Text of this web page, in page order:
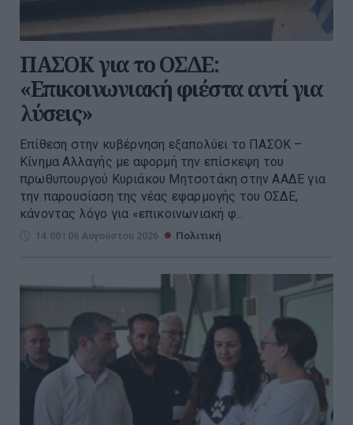
ΠΑΣΟΚ για το ΟΣΔΕ:
«Επικοινωνιακή φιέστα αντί για
λύσεις»
Επίθεση στην κυβέρνηση εξαπολύει το ΠΑΣΟΚ –
Κίνημα Αλλαγής με αφορμή την επίσκεψη του
πρωθυπουργού Κυριάκου Μητσοτάκη στην ΑΑΔΕ για
την παρουσίαση της νέας εφαρμογής του ΟΣΔΕ,
κάνοντας λόγο για «επικοινωνιακή φ...
14:00 | 06 Αυγούστου 2026 Πολιτική